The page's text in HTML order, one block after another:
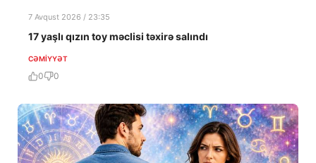
7 Avqust 2026 / 23:35
17 yaşlı qızın toy məclisi təxirə salındı
CƏMIYYƏT
0 0